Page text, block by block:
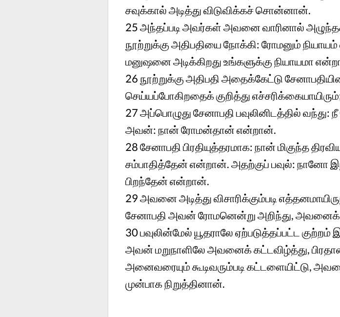
சவுக்கால் அடித்து விடுவிக்கச் சொன்னான்.
25அந்தப்படி அவர்கள் அவனை வாரினால்
நூற்றுக்கு அதிபதியை நோக்கி: ரோமனும் நியாயம்
மனுஷனை அடிக்கிறது உங்களுக்கு நியாயமா
26 நூற்றுக்கு அதிபதி அதைக்கேட்டு
செய்யப்போகிறதைக் குறித்து
27அப்பொழுது சேனாபதி பவுலினிடத்தில்
அவன்: நான் ரோமன்தான் என்றான்.
28சேனாபதி பிரதியுத்தரமாக: நான் மிகுந்த
சம்பாதித்தேன் என்றான். அதற்குப் பவுல்: நானோ
பிறந்தேன் என்றான்.
29அவனை அடித்து விசாரிக்கும்படி
சேனாபதி அவன் ரோமனென்று அறிந்து, அவனைக்
30பவுலின்மேல் யூதராலே ஏற்படுத்தப்பட்ட
அவன் மறுநாளிலே அவனைக் கட்டவிழ்த்து,
அனைவரையும் கூடிவரும்படி கட்டளையிட்டு,
முன்பாக நிறுத்தினான்.